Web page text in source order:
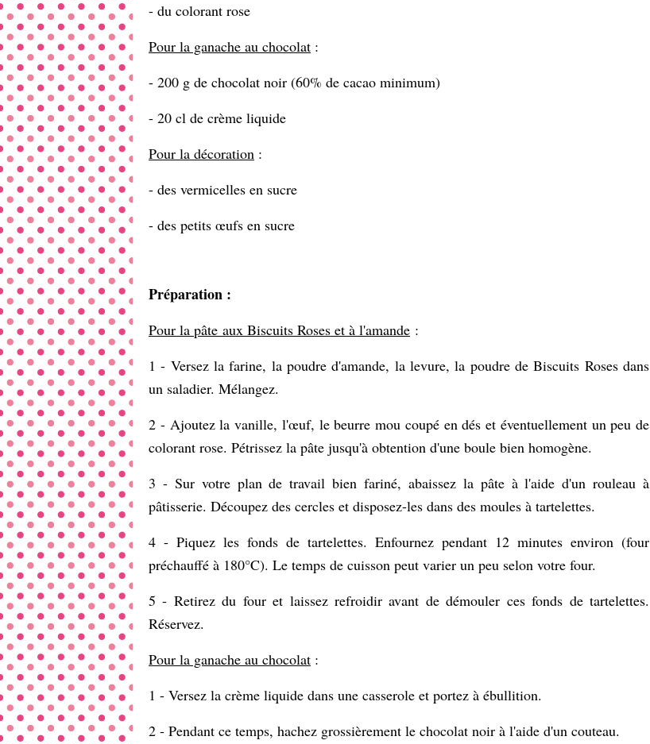
- du colorant rose
Pour la ganache au chocolat :
- 200 g de chocolat noir (60% de cacao minimum)
- 20 cl de crème liquide
Pour la décoration :
- des vermicelles en sucre
- des petits œufs en sucre
Préparation :
Pour la pâte aux Biscuits Roses et à l'amande :
1 - Versez la farine, la poudre d'amande, la levure, la poudre de Biscuits Roses dans
un saladier. Mélangez.
2 - Ajoutez la vanille, l'œuf, le beurre mou coupé en dés et éventuellement un peu de
colorant rose. Pétrissez la pâte jusqu'à obtention d'une boule bien homogène.
3 - Sur votre plan de travail bien fariné, abaissez la pâte à l'aide d'un rouleau à
pâtisserie. Découpez des cercles et disposez-les dans des moules à tartelettes.
4 - Piquez les fonds de tartelettes. Enfournez pendant 12 minutes environ (four
préchauffé à 180°C). Le temps de cuisson peut varier un peu selon votre four.
5 - Retirez du four et laissez refroidir avant de démouler ces fonds de tartelettes.
Réservez.
Pour la ganache au chocolat :
1 - Versez la crème liquide dans une casserole et portez à ébullition.
2 - Pendant ce temps, hachez grossièrement le chocolat noir à l'aide d'un couteau.